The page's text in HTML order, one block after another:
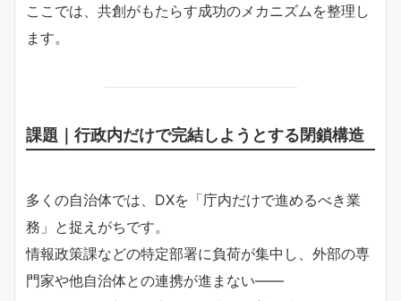
ここでは、共創がもたらす成功のメカニズムを整理し
ます。
課題｜行政内だけで完結しようとする閉鎖構造
多くの自治体では、DXを「庁内だけで進めるべき業
務」と捉えがちです。
情報政策課などの特定部署に負荷が集中し、外部の専
門家や他自治体との連携が進まない――